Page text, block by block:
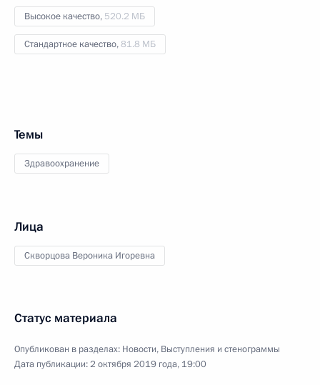
Высокое качество, 520.2 МБ
Стандартное качество,81.8 МБ
Темы
Здравоохранение
Лица
Скворцова Вероника Игоревна
Статус материала
Опубликован в разделах: Новости, Выступления и стенограммы
Дата публикации:2 октября 2019 года, 19:00